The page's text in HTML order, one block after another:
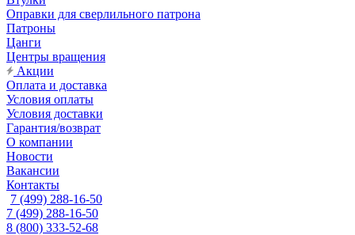
Оправки для сверлильного патрона
Патроны
Цанги
Центры вращения
Акции
Оплата и доставка
Условия оплаты
Условия доставки
Гарантия/возврат
О компании
Новости
Вакансии
Контакты
7 (499) 288-16-50
7 (499) 288-16-50
8 (800) 333-52-68